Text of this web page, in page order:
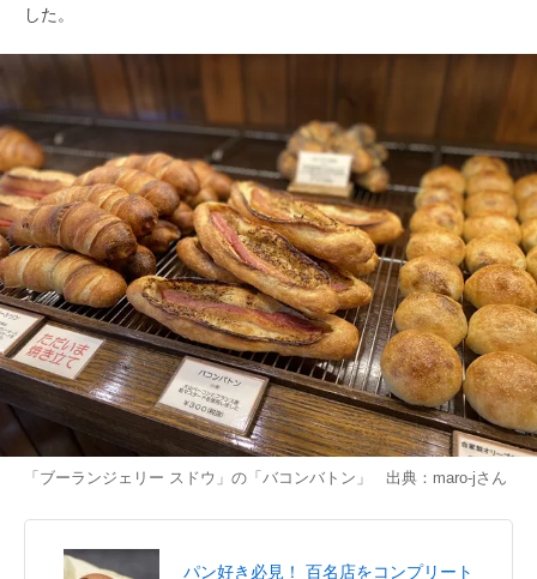
した。
「ブーランジェリー スドウ」の「バコンバトン」 出典： maro-jさん
パン好き必見！ 百名店をコンプリート